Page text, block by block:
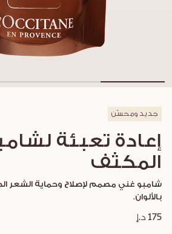
جديد ومحسّن
إعادة تعبئة
المكثف
شامبو غني مصمم لإصلاح وحماية الشعر
بالألوان.
175 د.إ